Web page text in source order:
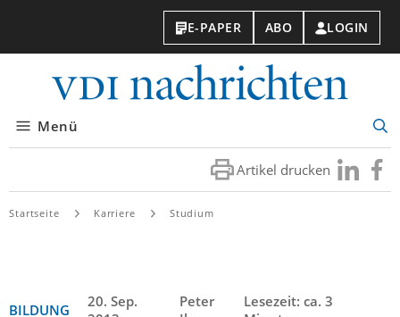
E-PAPER ABO LOGIN
Menü
Artikel drucken Besuchen
Sie
Sie
Startseite Karriere Studium
BILDUNG
20. Sep.
Peter
Lesezeit: ca. 3